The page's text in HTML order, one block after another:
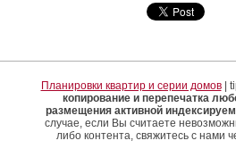
Планировки квартир и серии домов|
копирование и перепечатка
размещения активной
случае, если Вы считаете
либо контента, свяжитесь с нами